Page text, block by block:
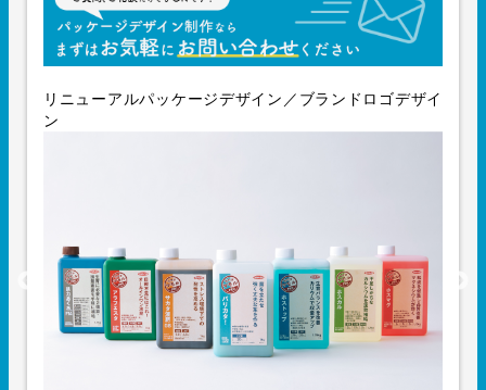
リニューアルパッケージデザイン／ブランドロゴデザイ
ン